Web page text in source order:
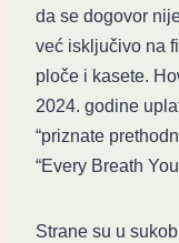
da se dogovor
već isključivo na
ploče i kasete.
2024. godine
“priznate
“Every Breath
Strane su u